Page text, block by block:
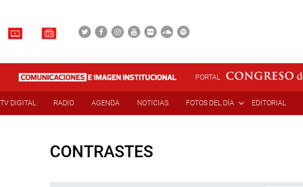
PORTAL
TV DIGITAL RADIO AGENDA NOTICIAS FOTOS DEL DÍA EDITORIAL
CONTRASTES